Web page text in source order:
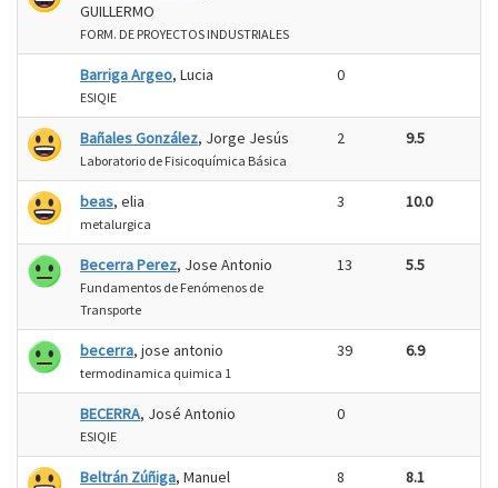
GUILLERMO
FORM. DE PROYECTOS INDUSTRIALES
Barriga Argeo, Lucia
ESIQIE
0
Bañales González, Jorge Jesús
Laboratorio de Fisicoquímica Básica
2 9.5
beas, elia
metalurgica
3 10.0
Becerra Perez, Jose Antonio
Fundamentos de Fenómenos de
Transporte
13 5.5
becerra, jose antonio
termodinamica quimica 1
39 6.9
BECERRA, José Antonio
ESIQIE
0
Beltrán Zúñiga, Manuel 8 8.1